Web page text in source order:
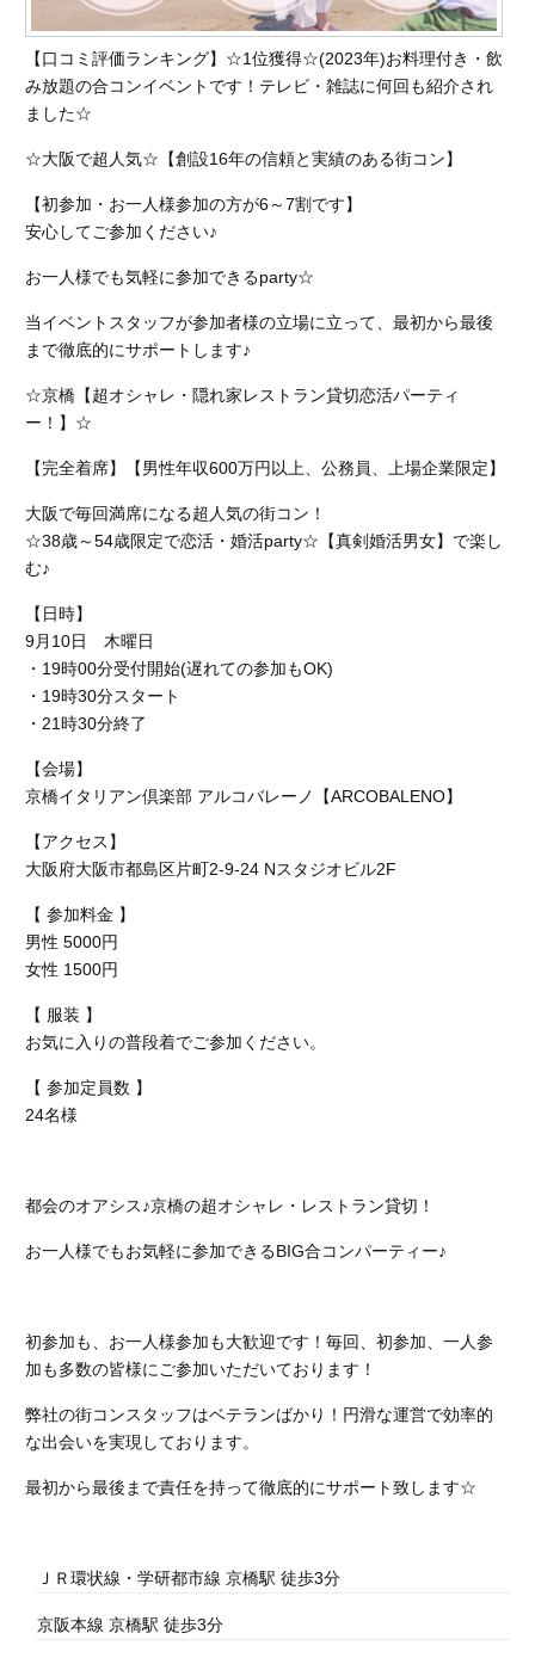
【口コミ評価ランキング】☆1位獲得☆(2023年)お料理付き・飲
み放題の合コンイベントです！テレビ・雑誌に何回も紹介され
ました☆
☆大阪で超人気☆【創設16年の信頼と実績のある街コン】
【初参加・お一人様参加の方が6～7割です】
安心してご参加ください♪
お一人様でも気軽に参加できるparty☆
当イベントスタッフが参加者様の立場に立って、最初から最後
まで徹底的にサポートします♪
☆京橋【超オシャレ・隠れ家レストラン貸切恋活パーティ
ー！】☆
【完全着席】【男性年収600万円以上、公務員、上場企業限定】
大阪で毎回満席になる超人気の街コン！
☆38歳～54歳限定で恋活・婚活party☆【真剣婚活男女】で楽し
む♪
【日時】
9月10日 木曜日
・19時00分受付開始(遅れての参加もOK)
・19時30分スタート
・21時30分終了
【会場】
京橋イタリアン倶楽部 アルコバレーノ【ARCOBALENO】
【アクセス】
大阪府大阪市都島区片町2-9-24 Nスタジオビル2F
【 参加料金 】
男性 5000円
女性 1500円
【 服装 】
お気に入りの普段着でご参加ください。
【 参加定員数 】
24名様
都会のオアシス♪京橋の超オシャレ・レストラン貸切！
お一人様でもお気軽に参加できるBIG合コンパーティー♪
初参加も、お一人様参加も大歓迎です！毎回、初参加、一人参
加も多数の皆様にご参加いただいております！
弊社の街コンスタッフはベテランばかり！円滑な運営で効率的
な出会いを実現しております。
最初から最後まで責任を持って徹底的にサポート致します☆
ＪＲ環状線・学研都市線 京橋駅 徒歩3分
京阪本線 京橋駅 徒歩3分